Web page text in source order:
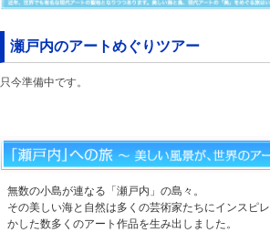
瀬戸内のアートめぐりツアー
只今準備中です。
無数の小島が連なる「瀬戸内」の島々。
その美しい海と自然は多くの芸術家たちにインスピ
かした数多くのアート作品を生み出しました。